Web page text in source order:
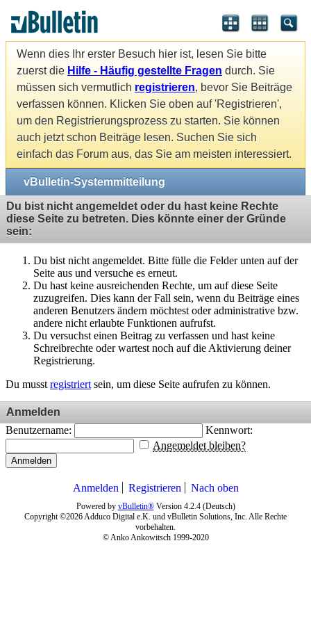
Wenn dies Ihr erster Besuch hier ist, lesen Sie bitte
zuerst die Hilfe - Häufig gestellte Fragen durch. Sie
müssen sich vermutlich registrieren, bevor Sie Beiträge
verfassen können. Klicken Sie oben auf 'Registrieren',
um den Registrierungsprozess zu starten. Sie können
auch jetzt schon Beiträge lesen. Suchen Sie sich
einfach das Forum aus, das Sie am meisten interessiert.
vBulletin-Systemmitteilung
Du bist nicht angemeldet oder du hast keine Rechte
diese Seite zu betreten. Dies könnte einer der Gründe
sein:
Du bist nicht angemeldet. Bitte fülle die Felder unten auf der
Seite aus und versuche es erneut.
Du hast keine ausreichenden Rechte, um auf diese Seite
zuzugreifen. Dies kann der Fall sein, wenn du Beiträge eines
anderen Benutzers ändern möchtest oder administrative bzw.
andere nicht erlaubte Funktionen aufrufst.
Du versuchst einen Beitrag zu verfassen und hast keine
Schreibrechte oder wartest noch auf die Aktivierung deiner
Registrierung.
Du musst registriert sein, um diese Seite aufrufen zu können.
Anmelden
Benutzername:
Kennwort:
Angemeldet bleiben?
Anmelden
Anmelden Registrieren Nach oben
Powered by vBulletin®Version 4.2.4 (Deutsch)
Copyright ©2026 Adduco Digital e.K. und vBulletin Solutions, Inc. Alle Rechte
vorbehalten.
© Anko Ankowitsch 1999-2020